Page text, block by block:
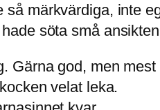
så märkvärdiga, inte
söta små
Gärna god, men mest
velat leka.